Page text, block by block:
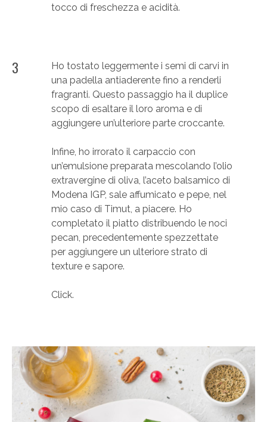
tocco di freschezza e acidità.
3
Ho tostato leggermente i semi di carvi in
una padella antiaderente fino a renderli
fragranti. Questo passaggio ha il duplice
scopo di esaltare il loro aroma e di
aggiungere un’ulteriore parte croccante.
Infine, ho irrorato il carpaccio con
un’emulsione preparata mescolando l’olio
extravergine di oliva, l’aceto balsamico di
Modena IGP, sale affumicato e pepe, nel
mio caso di Timut, a piacere. Ho
completato il piatto distribuendo le noci
pecan, precedentemente spezzettate
per aggiungere un ulteriore strato di
texture e sapore.
Click.